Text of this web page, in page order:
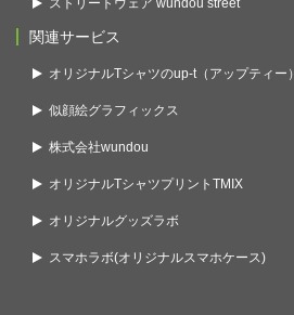
ストリートウェア wundou street
関連サービス
オリジナルTシャツのup-t（アップティー）
似顔絵グラフィックス
株式会社wundou
オリジナルTシャツプリントTMIX
オリジナルグッズラボ
スマホラボ(オリジナルスマホケース)